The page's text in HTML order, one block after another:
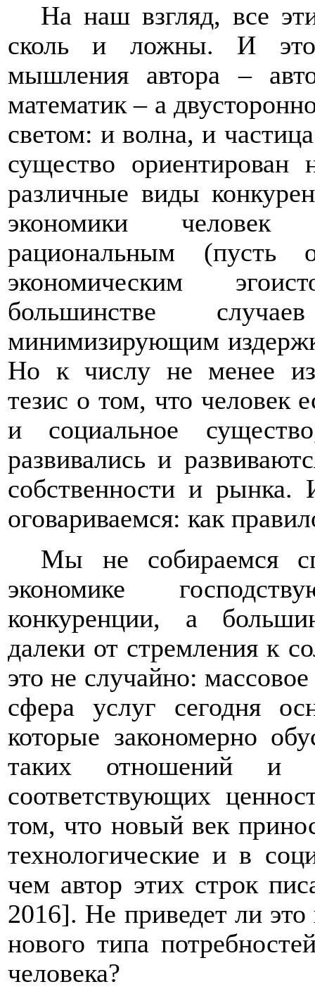
На наш взгляд, все
сколь и ложны. И это
мышления автора –
математик – а
светом: и волна, и
существо ориентирован
различные виды
экономики человек
рациональным (пусть
экономическим
большинстве
минимизирующим
Но к числу не менее
тезис о том, что человек
и социальное
развивались и
собственности и
оговариваемся: как
Мы не собираемся
экономике
конкуренции, а
далеки от стремления к
это не случайно:
сфера услуг сегодня
которые закономерно
таких отношений и
соответствующих
том, что новый век
технологические и в
чем автор этих строк
2016]. Не приведет ли
нового типа
человека?